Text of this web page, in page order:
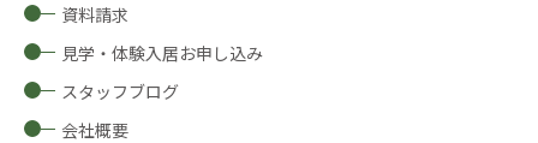
資料請求
見学・体験入居お申し込み
スタッフブログ
会社概要